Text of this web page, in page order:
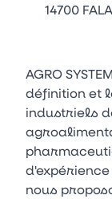
14700
AGRO
définition et
industriels
nous